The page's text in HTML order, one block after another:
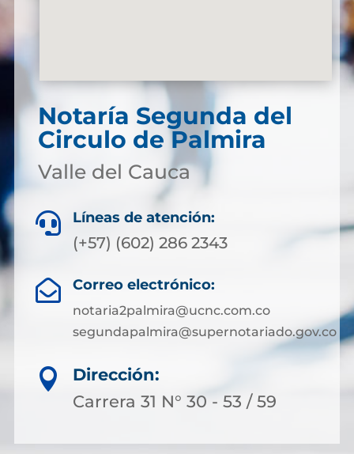
Notaría Segunda del
Circulo de Palmira
Valle del Cauca
 Líneas de atención:
(+57) (602) 286 2343
 Correo electrónico:
notaria2palmira@ucnc.com.co
segundapalmira@supernotariado.gov.co

Dirección:
Carrera 31 N° 30 - 53 / 59